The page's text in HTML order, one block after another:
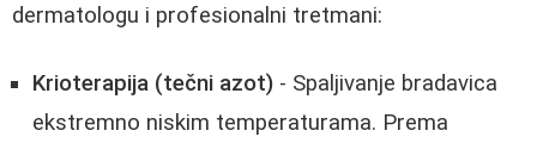
dermatologu i profesionalni tretmani:
Krioterapija (tečni azot) - Spaljivanje bradavica
ekstremno niskim temperaturama. Prema